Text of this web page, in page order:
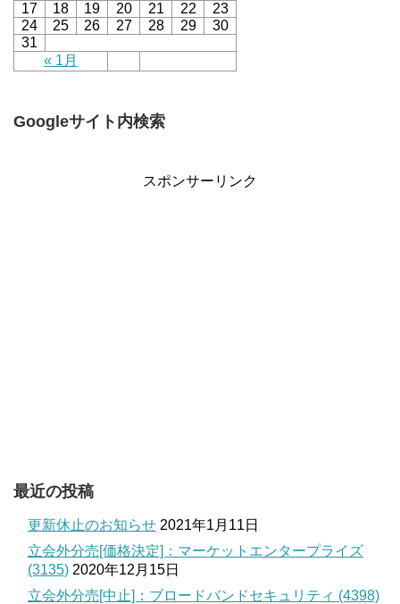
« 1月
17
18 19 20 21 22
23
24
25 26 27 28 29
30
31
Googleサイト内検索
スポンサーリンク
最近の投稿
更新休止のお知らせ 2021年1月11日
立会外分売[価格決定]：マーケットエンタープライズ
(3135) 2020年12月15日
立会外分売[中止]：ブロードバンドセキュリティ (4398)